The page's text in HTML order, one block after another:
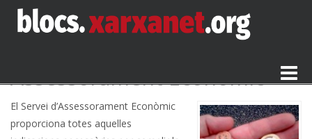
Toggle
Assessorament Econòmic
El Servei d’Assessorament Econòmic
proporciona totes aquelles